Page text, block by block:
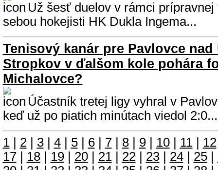
Už šesť duelov v rámci prípravnej
sebou hokejisti HK Dukla Ingema...
Tenisový kanár pre Pavlovce nad
Stropkov v ďalšom kole pohára
Michalovce?
Účastník tretej ligy vyhral v
keď už po piatich minútach viedol 2:0...
1| 2| 3| 4| 5| 6| 7| 8| 9| 10| 11| 12
17| 18| 19| 20| 21| 22| 23| 24| 25|